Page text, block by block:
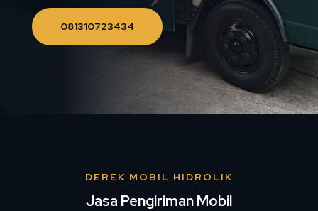
081310723434
DEREK MOBIL HIDROLIK
Jasa Pengiriman Mobil